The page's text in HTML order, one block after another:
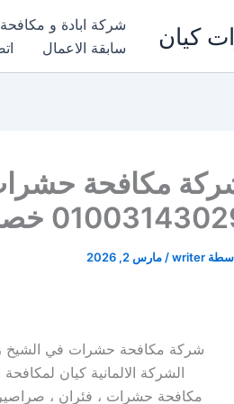
كيان شركة ابادة و مكافحة حشرات 01003143029
سابقة الاعمال
مكافحة
خصم 70%
writer
/ مارس 2, 2026
شركة مكافحة حشرات في الشيخ زايد 01003143029
الشركة الالمانية كيان
مكافحة حشرات ، فئران ، صراصير